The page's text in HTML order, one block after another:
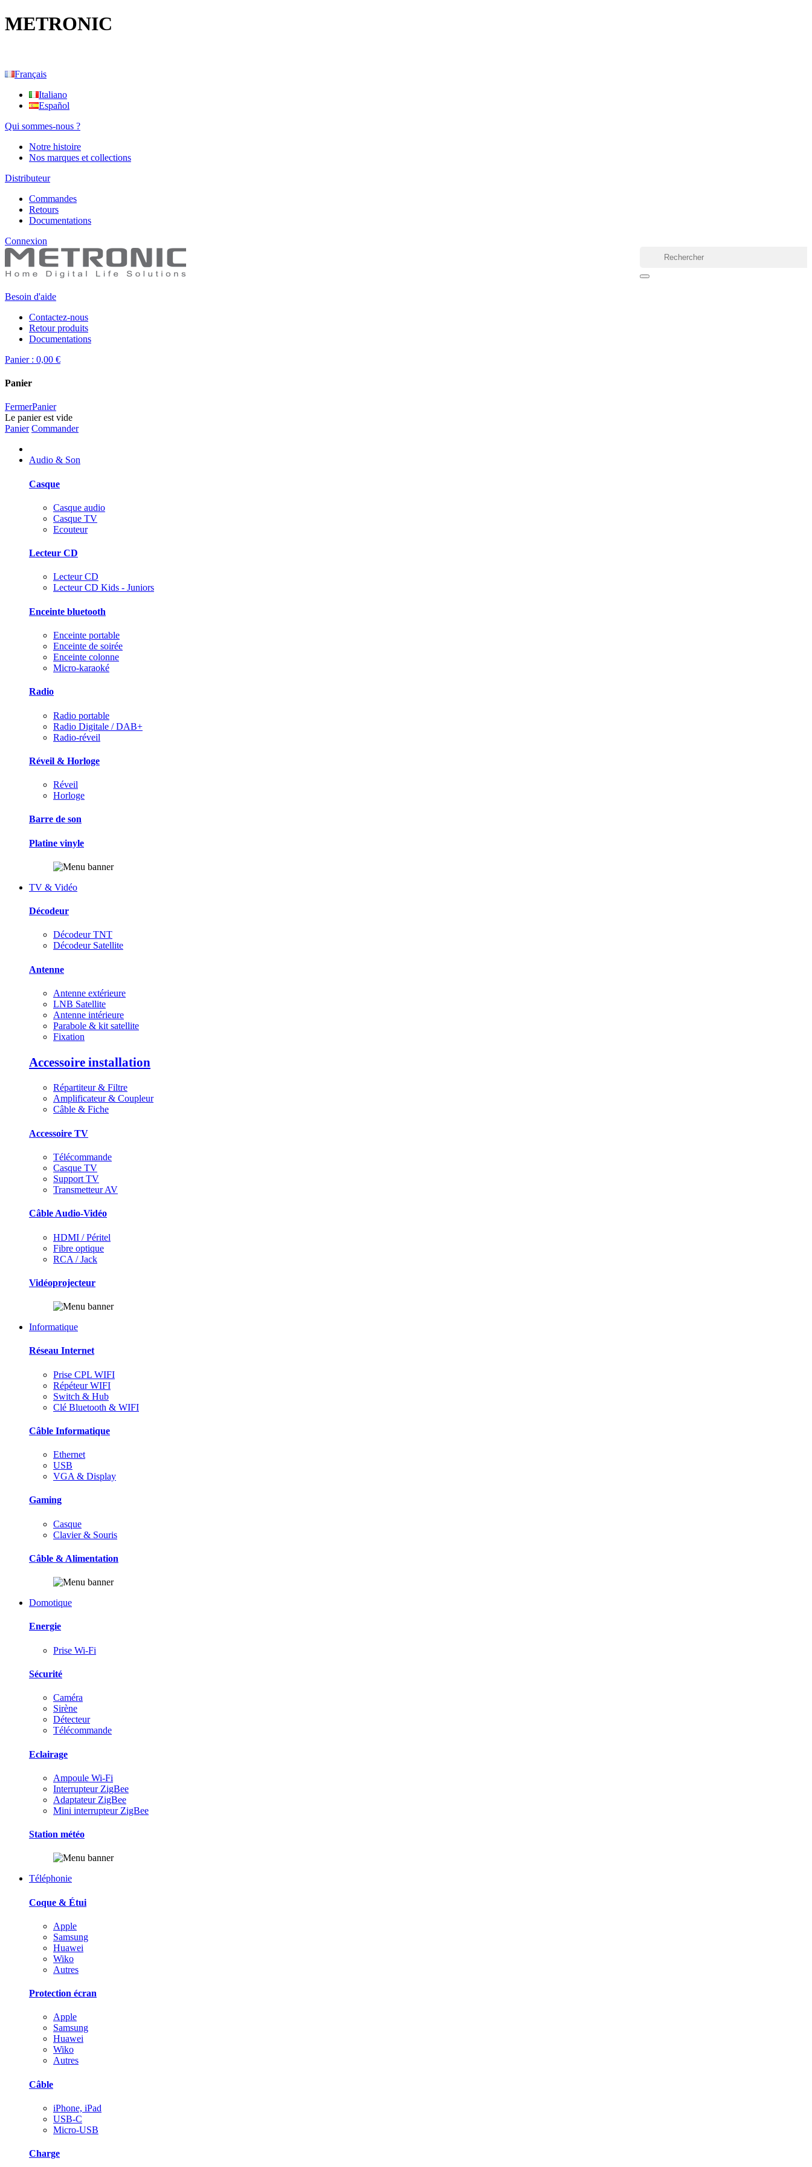
METRONIC
Français
Italiano
Español
Qui sommes-nous ?
Notre histoire
Nos marques et collections
Distributeur
Commandes
Retours
Documentations
Connexion
Besoin d'aide
Contactez-nous
Retour produits
Documentations
Panier : 0,00 €
Panier
FermerPanier
Le panier est vide
Panier Commander
Audio & Son
Casque
Casque audio
Casque TV
Ecouteur
Lecteur CD
Lecteur CD
Lecteur CD Kids - Juniors
Enceinte bluetooth
Enceinte portable
Enceinte de soirée
Enceinte colonne
Micro-karaoké
Radio
Radio portable
Radio Digitale / DAB+
Radio-réveil
Réveil & Horloge
Réveil
Horloge
Barre de son
Platine vinyle
TV & Vidéo
Décodeur
Décodeur TNT
Décodeur Satellite
Antenne
Antenne extérieure
LNB Satellite
Antenne intérieure
Parabole & kit satellite
Fixation
Accessoire installation
Répartiteur & Filtre
Amplificateur & Coupleur
Câble & Fiche
Accessoire TV
Télécommande
Casque TV
Support TV
Transmetteur AV
Câble Audio-Vidéo
HDMI / Péritel
Fibre optique
RCA / Jack
Vidéoprojecteur
Informatique
Réseau Internet
Prise CPL WIFI
Répéteur WIFI
Switch & Hub
Clé Bluetooth & WIFI
Câble Informatique
Ethernet
USB
VGA & Display
Gaming
Casque
Clavier & Souris
Câble & Alimentation
Domotique
Energie
Prise Wi-Fi
Sécurité
Caméra
Sirène
Détecteur
Télécommande
Eclairage
Ampoule Wi-Fi
Interrupteur ZigBee
Adaptateur ZigBee
Mini interrupteur ZigBee
Station météo
Téléphonie
Coque & Étui
Apple
Samsung
Huawei
Wiko
Autres
Protection écran
Apple
Samsung
Huawei
Wiko
Autres
Câble
iPhone, iPad
USB-C
Micro-USB
Charge